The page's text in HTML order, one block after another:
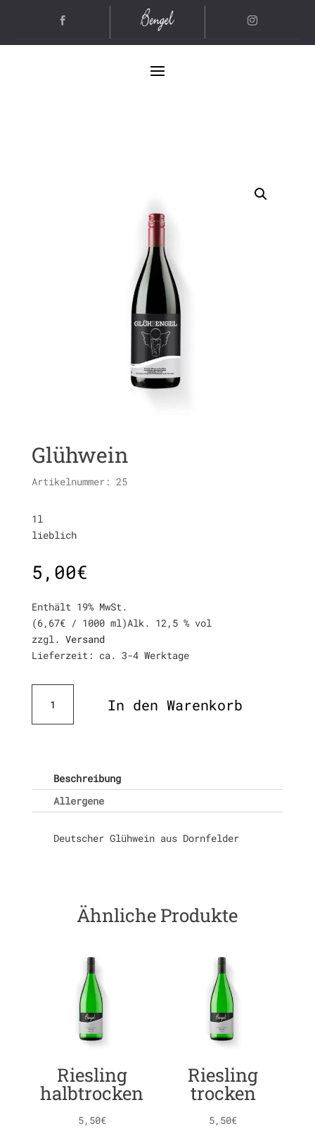
Glühwein
Artikelnummer: 25
1l
lieblich
5,00€
Enthält 19% MwSt.
(6,67€/ 1000 ml)Alk. 12,5 % vol
zzgl. Versand
Lieferzeit: ca. 3-4 Werktage
Menge
In den Warenkorb
Beschreibung
Allergene
Deutscher Glühwein aus Dornfelder
Ähnliche Produkte
Riesling
halbtrocken
5,50€
Riesling
trocken
5,50€